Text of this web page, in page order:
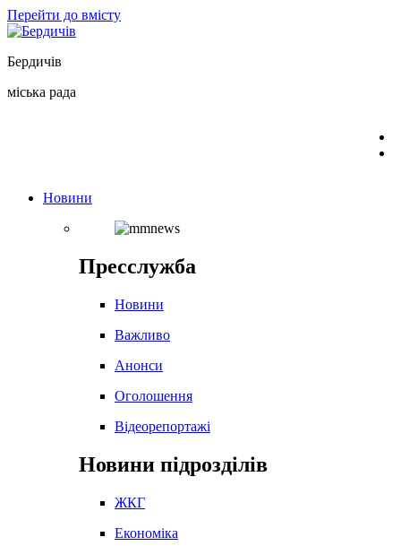
Перейти до вмісту
Бердичів
міська рада
Новини
Пресслужба
Новини
Важливо
Анонси
Оголошення
Відеорепортажі
Новини підрозділів
ЖКГ
Економіка